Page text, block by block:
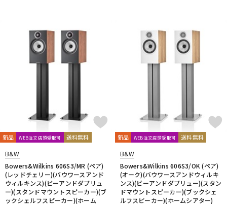
新品 WEB注文店頭受取可 送料無料
B&W
Bowers&Wilkins 606S3/MR (ペア)
(レッドチェリー)(バウワースアンド
ウィルキンス)(ビーアンドダブリュ
ー)(スタンドマウントスピーカー)(ブ
ックシェルフスピーカー)(ホーム
新品 WEB注文店頭受取可 送料無料
B&W
Bowers&Wilkins 606S3/OK (ペア)
(オーク)(バウワースアンドウィルキ
ンス)(ビーアンドダブリュー)(スタン
ドマウントスピーカー)(ブックシェ
ルフスピーカー)(ホームシアター)